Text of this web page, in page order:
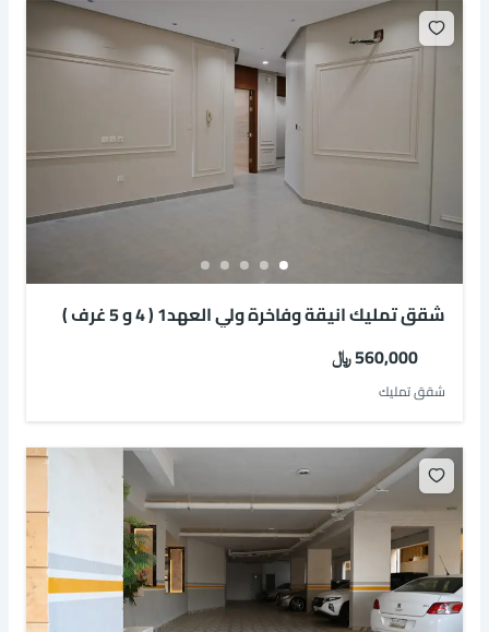
شقق تمليك انيقة وفاخرة ولي العهد1 ( 4 و 5 غرف )
560,000 ﷼
شقق تمليك